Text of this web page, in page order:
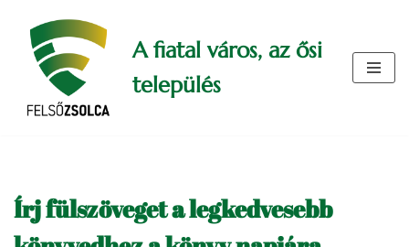
Skip
content
A fiatal város, az ősi
település
Írj fülszöveget a legkedvesebb